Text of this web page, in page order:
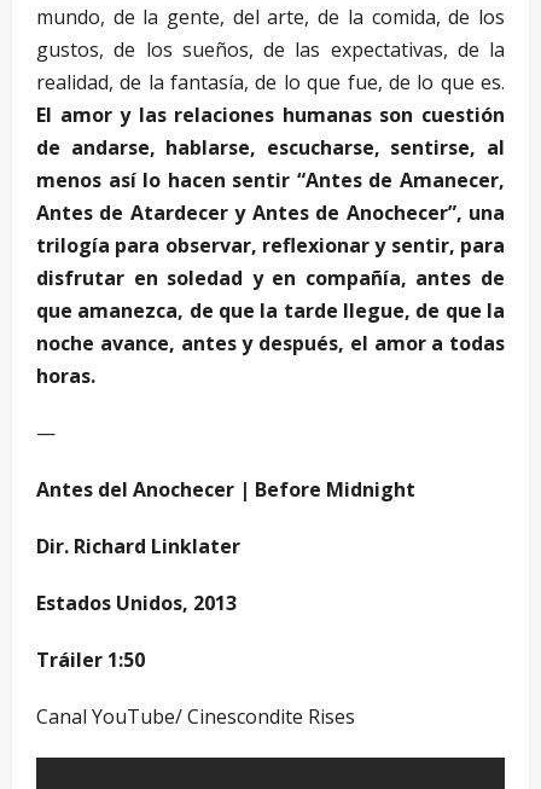
mundo, de la gente, del arte, de la comida, de los
gustos, de los sueños, de las expectativas, de la
realidad, de la fantasía, de lo que fue, de lo que es.
El amor y las relaciones humanas son cuestión
de andarse, hablarse, escucharse, sentirse, al
menos así lo hacen sentir “Antes de Amanecer,
Antes de Atardecer y Antes de Anochecer”, una
trilogía para observar, reflexionar y sentir, para
disfrutar en soledad y en compañía, antes de
que amanezca, de que la tarde llegue, de que la
noche avance, antes y después, el amor a todas
horas.
—
Antes del Anochecer | Before Midnight
Dir. Richard Linklater
Estados Unidos, 2013
Tráiler 1:50
Canal YouTube/ Cinescondite Rises